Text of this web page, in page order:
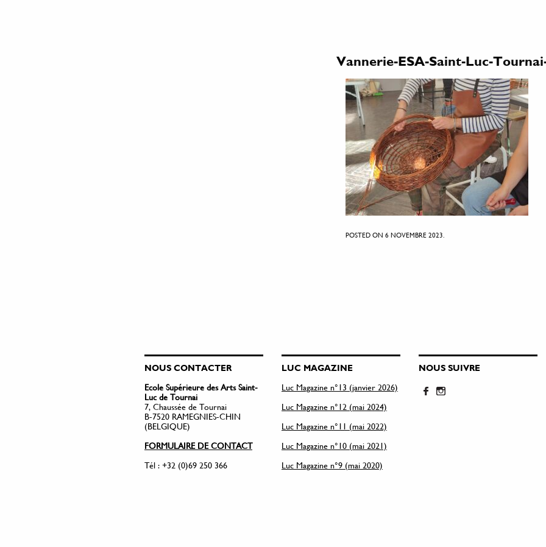
Vannerie-ESA-Saint-Luc-
POSTED ON 6 NOVEMBRE 2023.
NOUS CONTACTER
Ecole Supérieure des Arts Saint-
Luc de Tournai
7, Chaussée de Tournai
B-7520 RAMEGNIES-CHIN
(BELGIQUE)
FORMULAIRE DE CONTACT
Tél : +32 (0)69 250 366
LUC MAGAZINE
Luc Magazine n°13 (janvier 2026)
Luc Magazine n°12 (mai 2024)
Luc Magazine n°11 (mai 2022)
Luc Magazine n°10 (mai 2021)
Luc Magazine n°9 (mai 2020)
NOUS SUIVRE